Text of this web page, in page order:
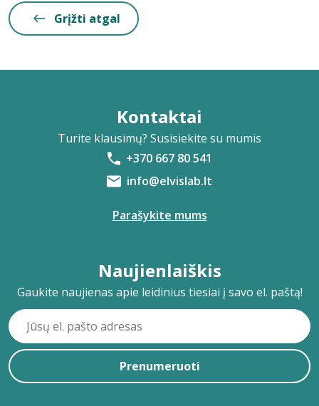
Grįžti atgal
Kontaktai
Turite klausimų? Susisiekite su mumis
+370 667 80 541
info@elvislab.lt
Parašykite mums
Naujienlaiškis
Gaukite naujienas apie leidinius tiesiai į savo el. paštą!
Prenumeruoti